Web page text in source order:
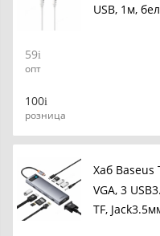
USB, 1м,
59
опт
100
розница
Хаб Baseus
VGA, 3
TF,